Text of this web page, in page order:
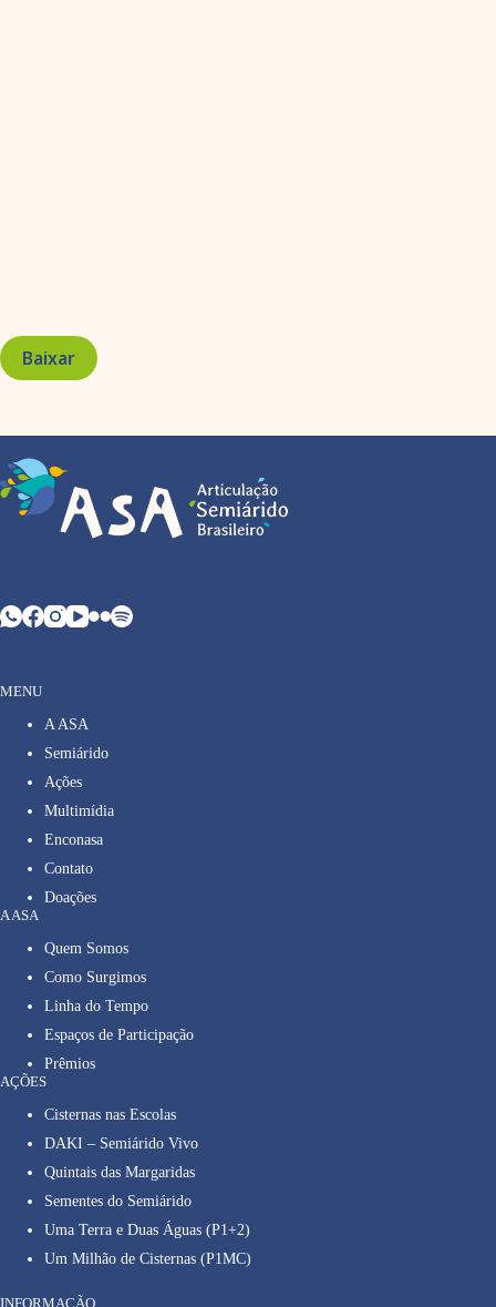
Baixar
MENU
A ASA
Semiárido
Ações
Multimídia
Enconasa
Contato
Doações
A ASA
Quem Somos
Como Surgimos
Linha do Tempo
Espaços de Participação
Prêmios
AÇÕES
Cisternas nas Escolas
DAKI – Semiárido Vivo
Quintais das Margaridas
Sementes do Semiárido
Uma Terra e Duas Águas (P1+2)
Um Milhão de Cisternas (P1MC)
INFORMAÇÃO